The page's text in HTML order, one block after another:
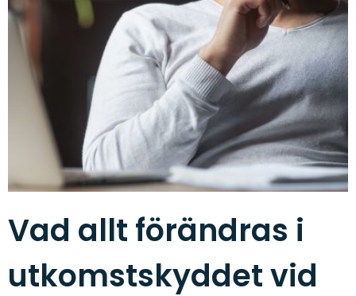
Vad allt förändras i
utkomstskyddet vid